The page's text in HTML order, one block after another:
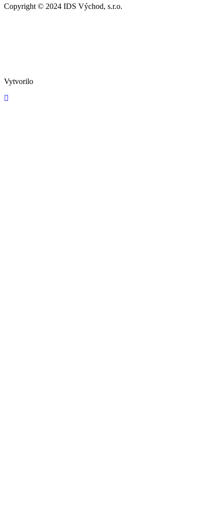
Copyright © 2024 IDS Východ, s.r.o.
Vytvorilo